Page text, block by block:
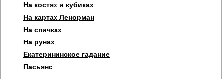
На костях и кубиках
На картах Ленорман
На спичках
На рунах
Екатерининское гадание
Пасьянс